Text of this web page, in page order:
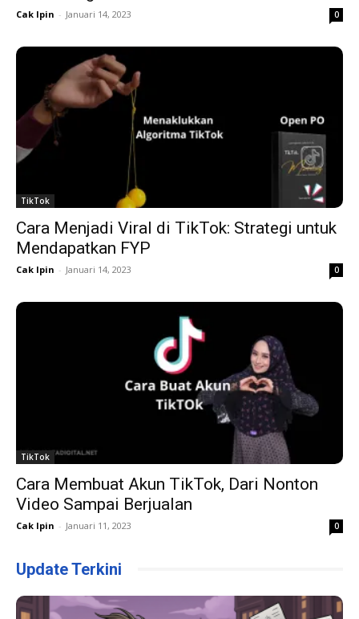
Cak Ipin - Januari 14, 2023 0
TikTok
Cara Menjadi Viral di TikTok: Strategi untuk
Mendapatkan FYP
Cak Ipin - Januari 14, 2023 0
TikTok
Cara Membuat Akun TikTok, Dari Nonton
Video Sampai Berjualan
Cak Ipin - Januari 11, 2023 0
Update Terkini